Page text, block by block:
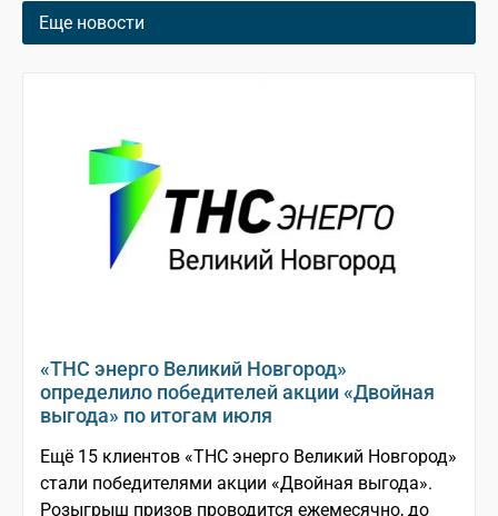
Еще новости
«ТНС энерго Великий Новгород»
определило победителей акции «Двойная
выгода» по итогам июля
Ещё 15 клиентов «ТНС энерго Великий Новгород»
стали победителями акции «Двойная выгода».
Розыгрыш призов проводится ежемесячно, до